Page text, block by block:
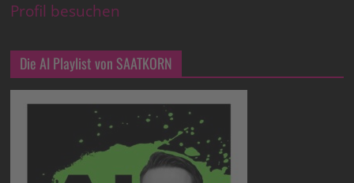
Profil besuchen
Die AI Playlist von SAATKORN